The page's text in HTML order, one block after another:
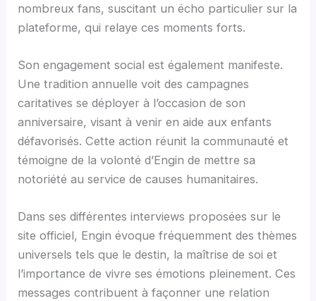
nombreux fans, suscitant un écho particulier sur la
plateforme, qui relaye ces moments forts.
Son engagement social est également manifeste.
Une tradition annuelle voit des campagnes
caritatives se déployer à l’occasion de son
anniversaire, visant à venir en aide aux enfants
défavorisés. Cette action réunit la communauté et
témoigne de la volonté d’Engin de mettre sa
notoriété au service de causes humanitaires.
Dans ses différentes interviews proposées sur le
site officiel, Engin évoque fréquemment des thèmes
universels tels que le destin, la maîtrise de soi et
l’importance de vivre ses émotions pleinement. Ces
messages contribuent à façonner une relation